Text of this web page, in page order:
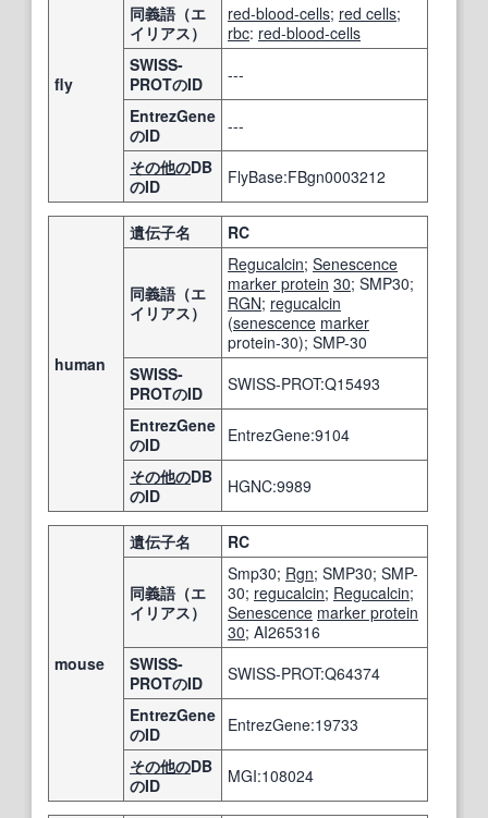
fly
同義語（エ
イリアス）
red-blood-cells; red cells;
rbc: red-blood-cells
SWISS-
PROTのID
---
EntrezGene
のID
---
その他のDB
のID
FlyBase:FBgn0003212
human
遺伝子名 RC
同義語（エ
イリアス）
Regucalcin; Senescence
marker protein 30; SMP30;
RGN; regucalcin
(senescence marker
protein-30); SMP-30
SWISS-
PROTのID
SWISS-PROT:Q15493
EntrezGene
のID
EntrezGene:9104
その他のDB
のID
HGNC:9989
mouse
遺伝子名 RC
同義語（エ
イリアス）
Smp30; Rgn; SMP30; SMP-
30; regucalcin; Regucalcin;
Senescence marker protein
30; AI265316
SWISS-
PROTのID
SWISS-PROT:Q64374
EntrezGene
のID
EntrezGene:19733
その他のDB
のID
MGI:108024